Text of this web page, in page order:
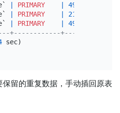
| PRIMARY | 49931675
| PRIMARY | 21829220
| PRIMARY | 49931676
+------------
sec)
留的重复数据，手动插回原表